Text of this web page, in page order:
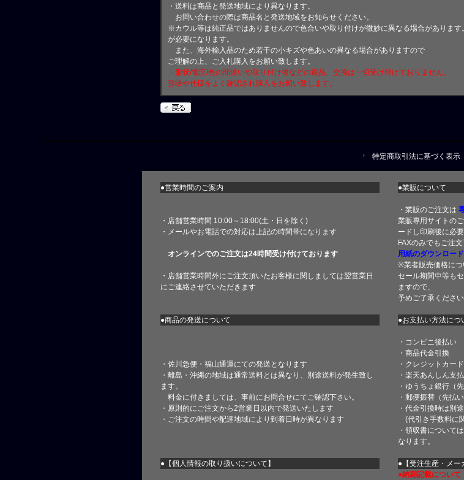
・送料は商品と発送地域により異なります。
お問い合わせの際は商品名と発送地域をお知らせください。
※カウル等は純正品ではありませんので色合いや取り付けが微妙に異なる場合がありま
が必要になります。
また、海外輸入品のため若干の小キズや色あいの異なる場合がありますので
ご理解の上、ご入札購入をお願い致します。
・形状/電圧/色の間違いや取り付け後などの返品、交換は一切受け付けておりません。
形状や仕様をよく確認され購入をお願い致します。
特定商取引法に基づく表示
●営業時間のご案内 ●業販について
・店舗営業時間 10:00～18:00(土・日を除く)
・メールやお電話での対応は上記の時間帯になります
オンラインでのご注文は24時間受け付けております
・店舗営業時間外にご注文頂いたお客様に関しましては翌営業日
にご連絡させていただきます
・業販のご注文は
業販専用サイトの
ードし印刷後に必
FAXのみでもご注
用紙のダウンロード
※業者販売価格につ
セール期間中等も
ますので、
予めご了承ください
●商品の発送について ●お支払い方法につ
・佐川急便・福山通運にての発送となります
・離島・沖縄の地域は通常送料とは異なり、別途送料が発生致し
ます。
料金に付きましては、事前にお問合せにてご確認下さい。
・原則的にご注文から2営業日以内で発送いたします
・ご注文の時間や配達地域により到着日時が異なります
・コンビニ後払い
・商品代金引換
・クレジットカー
・楽天あんしん支
・ゆうちょ銀行（先
・郵便振替（先払い
・代金引換時は別
(代引き手数料に
・領収書について
なります。
●【個人情報の取り扱いについて】 ●【受注生産・メー
●納期記載について